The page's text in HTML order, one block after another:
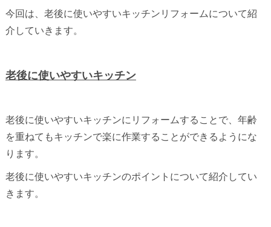
今回は、老後に使いやすいキッチンリフォームについて紹
介していきます。
老後に使いやすいキッチン
老後に使いやすいキッチンにリフォームすることで、年齢
を重ねてもキッチンで楽に作業することができるようにな
ります。
老後に使いやすいキッチンのポイントについて紹介してい
きます。